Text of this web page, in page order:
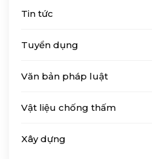
Tin tức
Tuyển dụng
Văn bản pháp luật
Vật liệu chống thấm
Xây dựng